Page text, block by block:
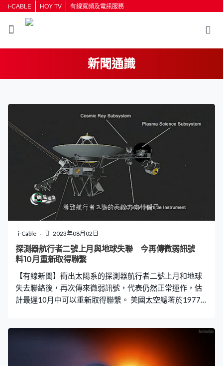
i-CABLE HOY TV 有線寬頻及電訊服務
新聞通識
i-Cable 2023年08月02日
探測器航行者二號上月與地球失聯 今再傳微弱訊號
料10月重新取得聯繫
【有線新聞】衝出太陽系的探測器航行者二號上月和地球
失去聯絡後，再次傳來微弱訊號，代表仍然正常運作，估
計最遲10月中可以重新取得聯繫。 美國太空總署於1977
者1號的腳步，於2018年離開太陽系，其後一直和地球保
持聯繫，現時已經離地球接近200億公里。 但是在今年7月
21日因為地面傳送指令時有意外，導致航行者2號的天線